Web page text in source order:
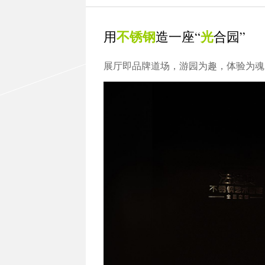
用不锈钢造一座“光合园”
展厅即品牌道场，游园为趣，体验为